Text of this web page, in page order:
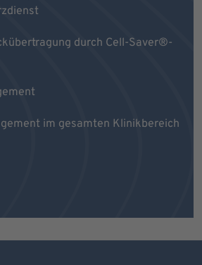
durch Cell-Saver®-
im gesamten Klinikbereich